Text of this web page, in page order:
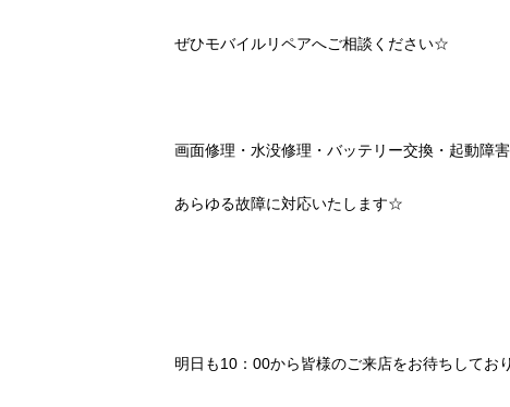
ぜひモバイルリペアへご相談ください☆
画面修理・水没修理・バッテリー交換・起動障
あらゆる故障に対応いたします☆
明日も10：00から皆様のご来店をお待ちしてお